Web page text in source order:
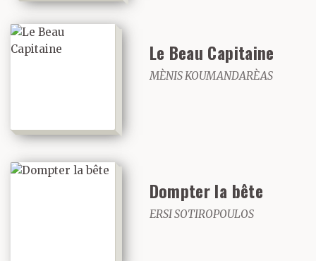
Le Beau Capitaine
MÈNIS KOUMANDARÈAS
Dompter la bête
ERSI SOTIROPOULOS